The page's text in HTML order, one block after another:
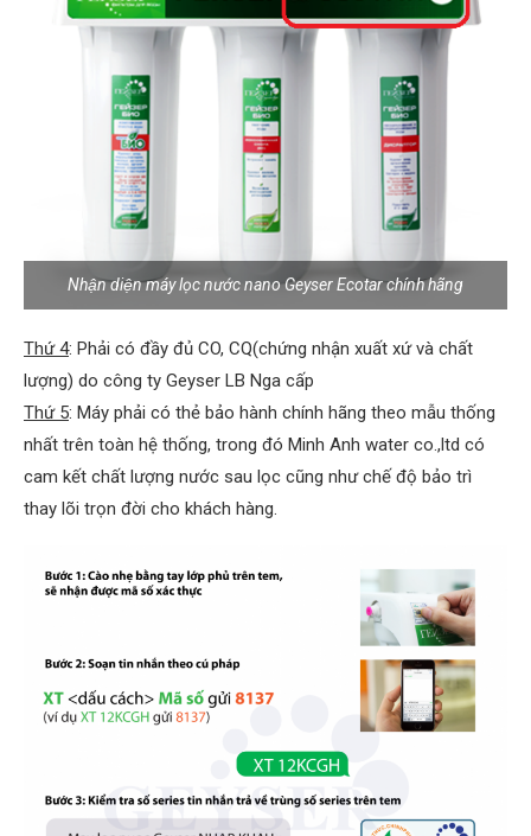
Nhận diện máy lọc nước nano Geyser Ecotar chính hãng
Thứ 4: Phải có đầy đủ CO, CQ(chứng nhận xuất xứ và chất
lượng) do công ty Geyser LB Nga cấp
Thứ 5: Máy phải có thẻ bảo hành chính hãng theo mẫu thống
nhất trên toàn hệ thống, trong đó Minh Anh water co.,ltd có
cam kết chất lượng nước sau lọc cũng như chế độ bảo trì
thay lõi trọn đời cho khách hàng.